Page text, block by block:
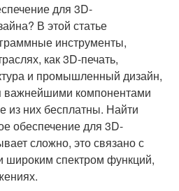
для 3D-
В этой статье
инструменты,
как 3D-печать,
и промышленный дизайн,
важнейшими компонентами
из них бесплатны. Найти
обеспечение для 3D-
сложно, это связано с
широким спектром функций,